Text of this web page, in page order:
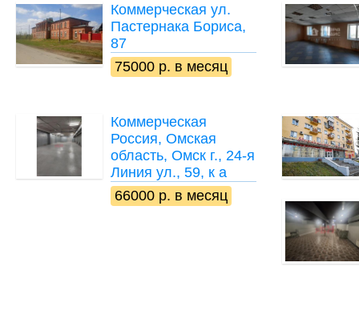
Коммерческая ул.
Пастернака Бориса,
87
75000 р. в месяц
Коммерческая
Россия, Омская
область, Омск г., 24-я
Линия ул., 59, к а
66000 р. в месяц